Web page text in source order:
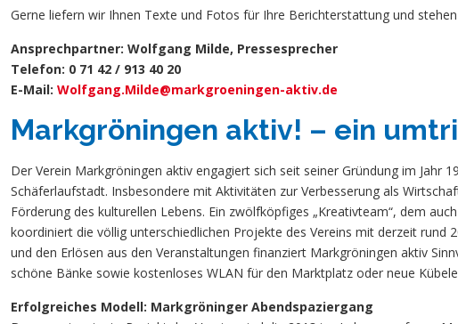
Gerne liefern wir Ihnen Texte und Fotos für Ihre Berichterstattung und
Ansprechpartner: Wolfgang Milde, Pressesprecher
Telefon: 0 71 42 / 913 40 20
E-Mail: Wolfgang.Milde@markgroeningen-aktiv.de
Markgröningen aktiv! – ein
Der Verein Markgröningen aktiv engagiert sich seit seiner Gründung im Jahr
Schäferlaufstadt. Insbesondere mit Aktivitäten zur Verbesserung als
Förderung des kulturellen Lebens. Ein zwölfköpfiges „Kreativteam“, dem
koordiniert die völlig unterschiedlichen Projekte des Vereins mit derzeit rund
und den Erlösen aus den Veranstaltungen finanziert Markgröningen aktiv
schöne Bänke sowie kostenloses WLAN für den Marktplatz oder neue
Erfolgreiches Modell: Markgröninger Abendspaziergang